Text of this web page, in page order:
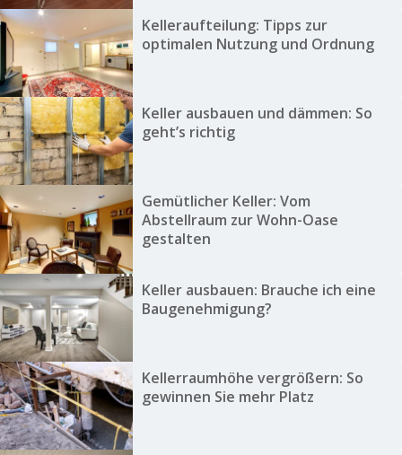
Kelleraufteilung: Tipps zur
optimalen Nutzung und Ordnung
Keller ausbauen und dämmen: So
geht’s richtig
Gemütlicher Keller: Vom
Abstellraum zur Wohn-Oase
gestalten
Keller ausbauen: Brauche ich eine
Baugenehmigung?
Kellerraumhöhe vergrößern: So
gewinnen Sie mehr Platz